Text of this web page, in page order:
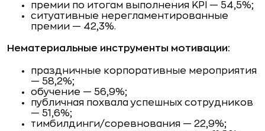
премии по итогам выполнения KPI — 54,5%;
ситуативные нерегламентированные
премии — 42,3%.
Нематериальные инструменты мотивации:
праздничные корпоративные мероприятия
— 58,2%;
обучение — 56,9%;
публичная похвала успешных сотрудников
— 51,6%;
тимбилдинги/соревнования — 22,9%;